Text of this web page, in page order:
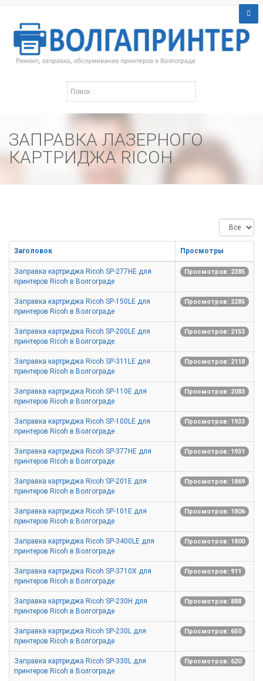
ЗАПРАВКА ЛАЗЕРНОГО
КАРТРИДЖА RICOH
Кол-
во
строк:
Заголовок
Просмотры
Заправка картриджа Ricoh SP-277HE для
принтеров Ricoh в Волгограде
Просмотров: 2385
Заправка картриджа Ricoh SP-150LE для
принтеров Ricoh в Волгограде
Просмотров: 2285
Заправка картриджа Ricoh SP-200LE для
принтеров Ricoh в Волгограде
Просмотров: 2153
Заправка картриджа Ricoh SP-311LE для
принтеров Ricoh в Волгограде
Просмотров: 2118
Заправка картриджа Ricoh SP-110E для
принтеров Ricoh в Волгограде
Просмотров: 2083
Заправка картриджа Ricoh SP-100LE для
принтеров Ricoh в Волгограде
Просмотров: 1933
Заправка картриджа Ricoh SP-377HE для
принтеров Ricoh в Волгограде
Просмотров: 1931
Заправка картриджа Ricoh SP-201E для
принтеров Ricoh в Волгограде
Просмотров: 1869
Заправка картриджа Ricoh SP-101E для
принтеров Ricoh в Волгограде
Просмотров: 1806
Заправка картриджа Ricoh SP-3400LE для
принтеров Ricoh в Волгограде
Просмотров: 1800
Заправка картриджа Ricoh SP-3710X для
принтеров Ricoh в Волгограде
Просмотров: 911
Заправка картриджа Ricoh SP-230H для
принтеров Ricoh в Волгограде
Просмотров: 888
Заправка картриджа Ricoh SP-230L для
принтеров Ricoh в Волгограде
Просмотров: 650
Заправка картриджа Ricoh SP-330L для
принтеров Ricoh в Волгограде
Просмотров: 620